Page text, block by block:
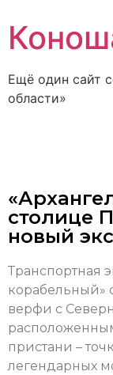
Ещё один сайт
области»
столице
новый
Транспортная
корабельный»
верфи с
пристани –
легендарных